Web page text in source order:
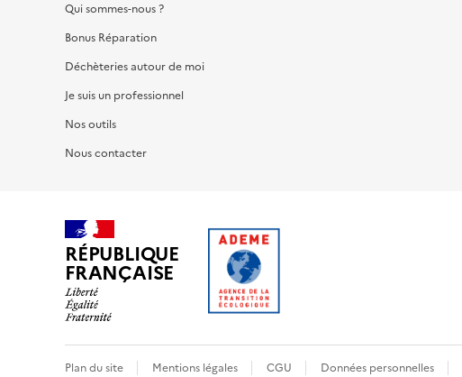
Qui sommes-nous ?
Bonus Réparation
Déchèteries autour de moi
Je suis un professionnel
Nos outils
Nous contacter
RÉPUBLIQUE
FRANÇAISE
Plan du site Mentions légales CGU Données personnelles